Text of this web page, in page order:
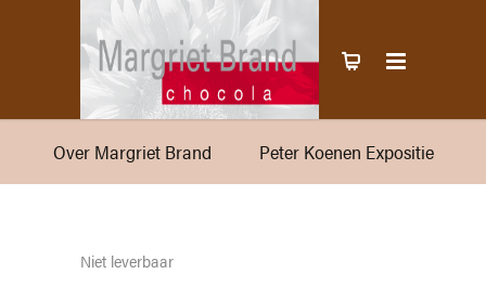
Over Margriet Brand Peter Koenen Expositie
Niet leverbaar